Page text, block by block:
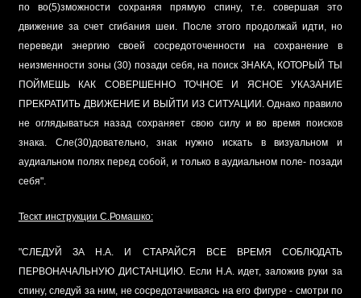
по во(5)зможности сохраняя прямую спину, т.е. совершая это
движение за счет сгибания шеи. После этого продолжай идти, но
переведи энергию своей сосредоточенности на сохранение в
неизменности зоны (30) позади себя, на поиск ЗНАКА, КОТОРЫЙ ТЫ
ПОЙМЕШЬ КАК СОВЕРШЕННО ТОЧНОЕ И ЯСНОЕ УКАЗАНИЕ
ПРЕКРАТИТЬ ДВИЖЕНИЕ И ВЫЙТИ ИЗ СИТУАЦИИ. Однако правило
не оглядываться назад сохраняет свою силу и во время поисков
знака. Сле(30)довательно, знак нужно искать в визуальном и
аудиальном полях перед собой, и только в аудиальном поле- позади
себя".
Тескт инструкции С.Ромашко:
"СЛЕДУЙ ЗА Н.А. И СТАРАЙСЯ ВСЕ ВРЕМЯ СОБЛЮДАТЬ
ПЕРВОНАЧАЛЬНУЮ ДИСТАНЦИЮ. Если Н.А. идет, заложив руки за
спину, следуй за ним, не сосредотачиваясь на его фигуре - смотри по